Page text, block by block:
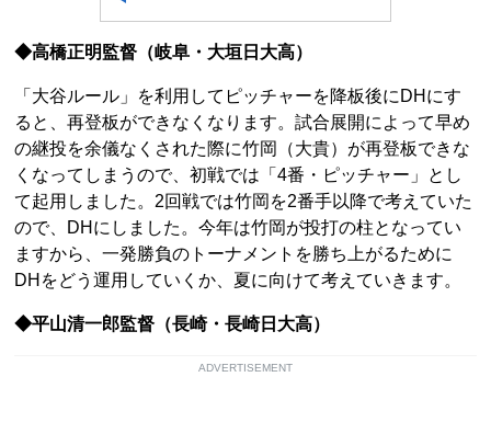
◆高橋正明監督（岐阜・大垣日大高）
「大谷ルール」を利用してピッチャーを降板後にDHにす
ると、再登板ができなくなります。試合展開によって早め
の継投を余儀なくされた際に竹岡（大貴）が再登板できな
くなってしまうので、初戦では「4番・ピッチャー」とし
て起用しました。2回戦では竹岡を2番手以降で考えていた
ので、DHにしました。今年は竹岡が投打の柱となってい
ますから、一発勝負のトーナメントを勝ち上がるために
DHをどう運用していくか、夏に向けて考えていきます。
◆平山清一郎監督（長崎・長崎日大高）
ADVERTISEMENT